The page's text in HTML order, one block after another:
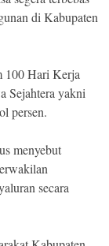
di Kabupaten
100 Hari Kerja
Sejahtera yakni
persen.
menyebut
secara